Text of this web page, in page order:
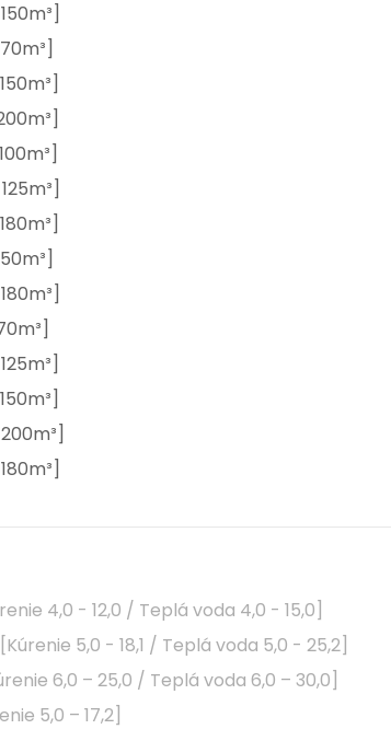
4,0 - 12,0 / Teplá voda 4,0 - 15,0]
5,0 - 18,1 / Teplá voda 5,0 - 25,2]
6,0 – 25,0 / Teplá voda 6,0 – 30,0]
5,0 – 17,2]